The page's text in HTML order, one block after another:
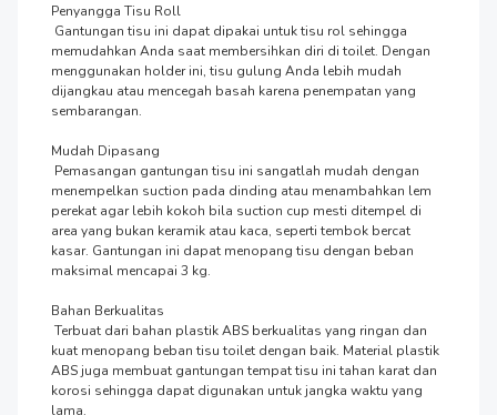
Penyangga Tisu Roll
memudahkan Anda saat membersihkan diri di toilet. Dengan
menggunakan holder ini, tisu gulung Anda lebih mudah
dijangkau atau mencegah basah karena penempatan yang
sembarangan.
Mudah Dipasang
menempelkan suction pada dinding atau menambahkan lem
perekat agar lebih kokoh bila suction cup mesti ditempel di
area yang bukan keramik atau kaca, seperti tembok bercat
kasar. Gantungan ini dapat menopang tisu dengan beban
maksimal mencapai 3 kg.
Bahan Berkualitas
kuat menopang beban tisu toilet dengan baik. Material plastik
ABS juga membuat gantungan tempat tisu ini tahan karat dan
korosi sehingga dapat digunakan untuk jangka waktu yang
lama.